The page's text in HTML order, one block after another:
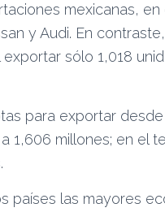
mexicanas,
y Audi. En
sólo 1,018
para exportar desde
1,606 millones; en el
países las mayores